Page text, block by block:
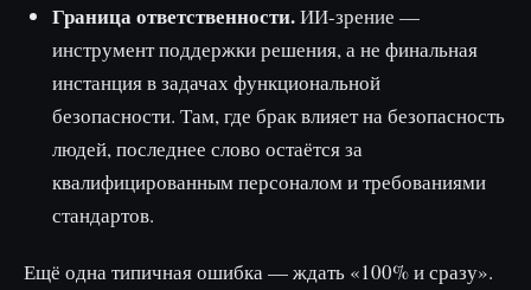
Граница ответственности.ИИ-зрение —
инструмент поддержки решения, а не финальная
инстанция в задачах функциональной
безопасности. Там, где брак влияет на безопасность
людей, последнее слово остаётся за
квалифицированным персоналом и требованиями
стандартов.
Ещё одна типичная ошибка — ждать «100% и сразу».